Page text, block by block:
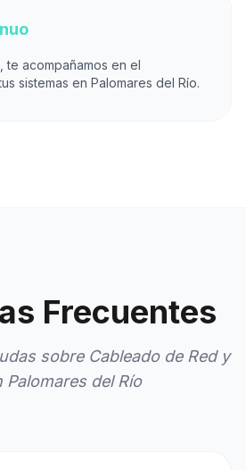
te acompañamos en el
sistemas en Palomares del Río.
Frecuentes
sobre Cableado de Red y
Palomares del Río